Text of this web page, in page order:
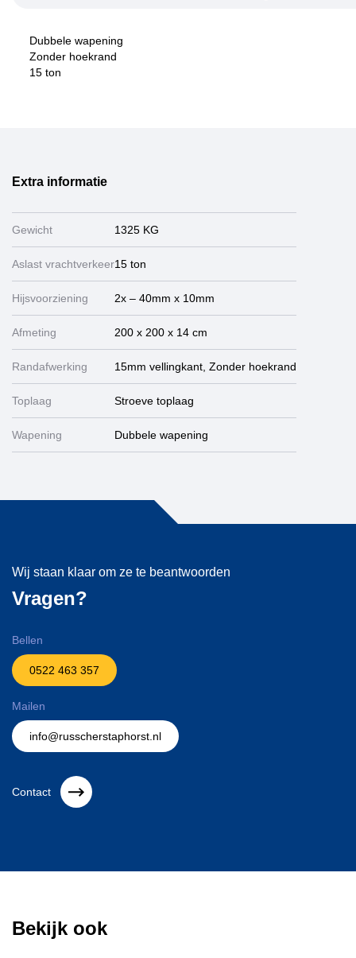
Dubbele wapening
Zonder hoekrand
15 ton
Extra informatie
Gewicht 1325 KG
Aslast vrachtverkeer15 ton
Hijsvoorziening 2x – 40mm x 10mm
Afmeting 200 x 200 x 14 cm
Randafwerking 15mm vellingkant, Zonder hoekrand
Toplaag Stroeve toplaag
Wapening Dubbele wapening
Wij staan klaar om ze te beantwoorden
Vragen?
Bellen
0522 463 357
Mailen
info@russcherstaphorst.nl
Contact
Bekijk ook